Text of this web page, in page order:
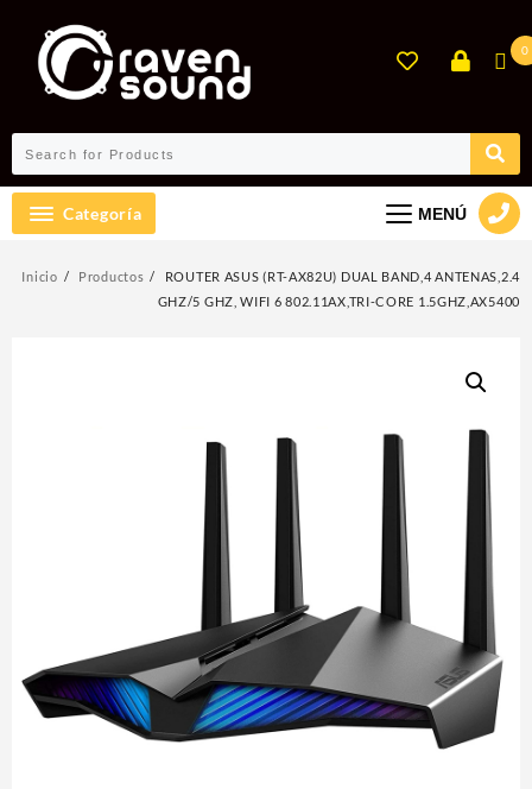
contenido
0
Categoría MENÚ
Inicio Productos
ROUTER ASUS (RT-AX82U) DUAL BAND,4 ANTENAS,2.4
GHZ/5 GHZ, WIFI 6 802.11AX,TRI-CORE 1.5GHZ,AX5400